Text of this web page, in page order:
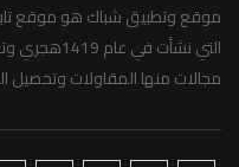
موقع وتطبيق شباك هو موقع تابع
التي نشأت
مجالات منها المقاولات وتحصيل